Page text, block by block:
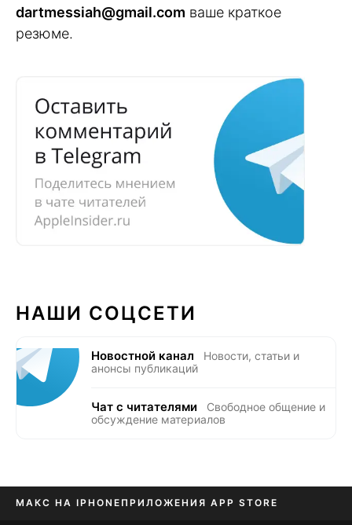
dartmessiah@gmail.com ваше краткое
резюме.
НАШИ СОЦСЕТИ
Новостной канал
Новости, статьи и
анонсы публикаций
Чат с читателями
Свободное общение и
обсуждение материалов
МАКС НА IPHONE ПРИЛОЖЕНИЯ APP STORE